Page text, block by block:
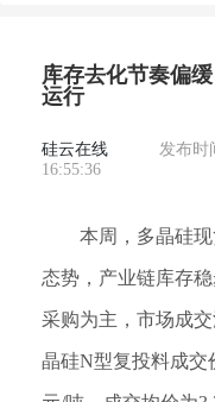
库存去化节奏偏
运行
硅云在线
发布时
16:55:36
本周，多晶硅
态势，产业链库存
采购为主，市场成
晶硅N型复投料成交